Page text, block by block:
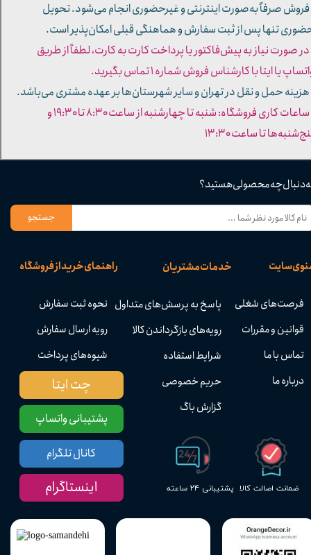
پشتیبانی ۲۴ ساعته ضمانت اصالت کالا
راهنمای خرید از فروشگاه
نحوه ثبت سفارش
رویه ارسال سفارش
شیوه‌های پرداخت
خدمات مشتریان
پاسخ به پرسش‌های متداول
رویه‌های بازگرداندن کالا
شرایط استفاده
حریم خصوصی
گزارش باگ
سایت
فرصت‌های شغلی
قوانین و مقررات
تماس با ما
درباره ما
دنبال چه محصولی هستید؟
جستجو
پشتیبانی واتساپ
چت ایتا
کانال تلگرام
اینستاگرام
صرفاً به‌صورت اینترنتی و غیرحضوری انجام می‌شود. تحویل
تنها پس از ثبت سفارش و هماهنگی قبلی امکان‌پذیر است.
صورت نیاز به پیش‌فاکتور یا پرداخت کارت به کارت، لطفاً از طریق
یا ایتا با کارشناس فروش شماره ۱ تماس بگیرید.
حمل و نقل در تهران و سایر شهرستان‌ها بر عهده مشتری می‌باشد.
- ساعات کاری فروشگاه: شنبه تا چهارشنبه از ساعت ۸:۳۰ تا ۱۹:۳۰ و
تا ساعت ۱۳:۳۰​​​​​​​